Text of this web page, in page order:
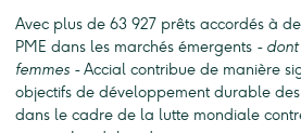
Avec plus de 63 927 prêts accordés à
PME dans les marchés émergents -
femmes -Accial contribue de manière
objectifs de développement durable
dans le cadre de la lutte mondiale